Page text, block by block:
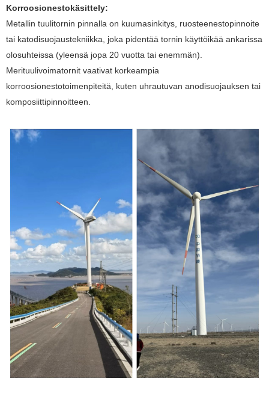
Korroosionestokäsittely:
Metallin tuulitornin pinnalla on kuumasinkitys, ruosteenestopinnoite
tai katodisuojaustekniikka, joka pidentää tornin käyttöikää ankarissa
olosuhteissa (yleensä jopa 20 vuotta tai enemmän).
Merituulivoimatornit vaativat korkeampia
korroosionestotoimenpiteitä, kuten uhrautuvan anodisuojauksen tai
komposiittipinnoitteen.